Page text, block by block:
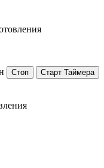
Стоп Старт Таймера